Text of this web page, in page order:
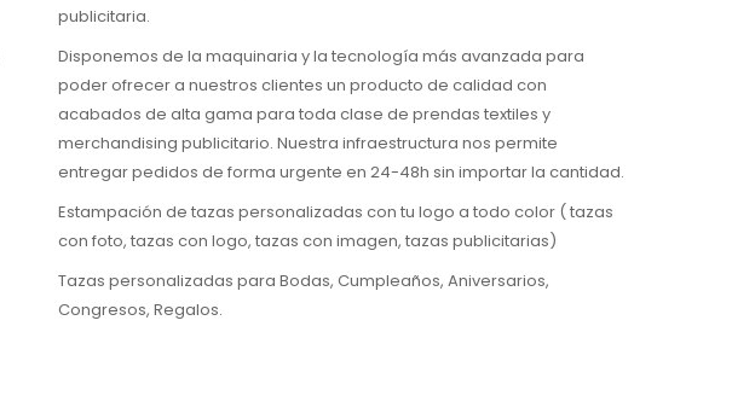
publicitaria.
Disponemos de la maquinaria y la tecnología más avanzada para
poder ofrecer a nuestros clientes un producto de calidad con
acabados de alta gama para toda clase de prendas textiles y
merchandising publicitario. Nuestra infraestructura nos permite
entregar pedidos de forma urgente en 24-48h sin importar la cantidad.
Estampación de tazas personalizadas con tu logo a todo color ( tazas
con foto, tazas con logo, tazas con imagen, tazas publicitarias)
Tazas personalizadas para Bodas, Cumpleaños, Aniversarios,
Congresos, Regalos.